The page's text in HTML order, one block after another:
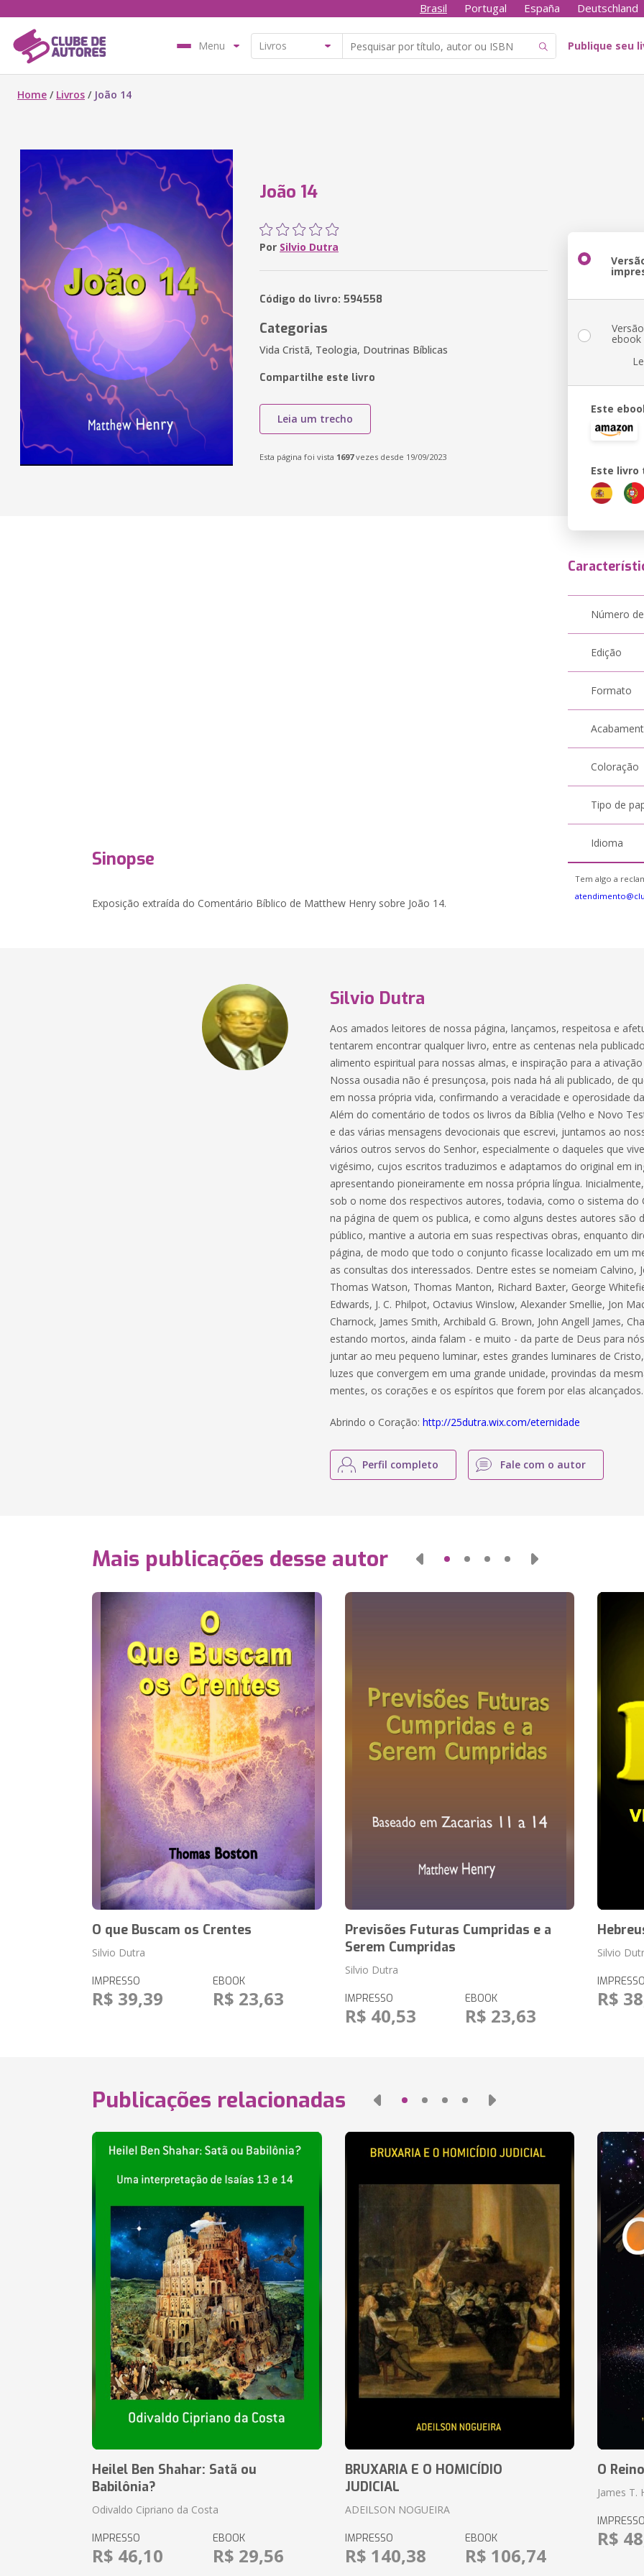
Brasil Portugal España Deutschland
Menu Publique seu
Home / Livros / João 14
João 14
Por Silvio Dutra
Código do livro: 594558
Categorias
Vida Cristã, Teologia, Doutrinas Bíblicas
Compartilhe este livro
Leia um trecho
Esta página foi vista 1697vezes desde 19/09/2023
Versão
ebook
Este
Este livro
Sinopse
Exposição extraída do Comentário Bíblico de Matthew Henry sobre João 14.
Número
Edição
Formato
Coloração
Tipo de
Idioma
Tem algo a
Silvio Dutra
Aos amados leitores de nossa página, lançamos, respeitosa e
tentarem encontrar qualquer livro, entre as centenas nela
alimento espiritual para nossas almas, e inspiração para a
Nossa ousadia não é presunçosa, pois nada há ali publicado, de
em nossa própria vida, confirmando a veracidade e operosidade
Além do comentário de todos os livros da Bíblia (Velho e Novo
e das várias mensagens devocionais que escrevi, juntamos ao
vários outros servos do Senhor, especialmente o daqueles que
vigésimo, cujos escritos traduzimos e adaptamos do original em
apresentando pioneiramente em nossa própria língua.
sob o nome dos respectivos autores, todavia, como o sistema do
na página de quem os publica, e como alguns destes autores são
público, mantive a autoria em suas respectivas obras, enquanto
página, de modo que todo o conjunto ficasse localizado em um
as consultas dos interessados. Dentre estes se nomeiam Calvino,
Thomas Watson, Thomas Manton, Richard Baxter, George
Edwards, J. C. Philpot, Octavius Winslow, Alexander Smellie, Jon
Charnock, James Smith, Archibald G. Brown, John Angell James,
estando mortos, ainda falam - e muito - da parte de Deus para
juntar ao meu pequeno luminar, estes grandes luminares de
luzes que convergem em uma grande unidade, provindas da
mentes, os corações e os espíritos que forem por elas alcançados.
Abrindo o Coração:http://25dutra.wix.com/eternidade
Perfil completo Fale com o autor
Mais publicações desse autor
O que Buscam os Crentes
Silvio Dutra
IMPRESSO
R$ 39,39
EBOOK
R$ 23,63
Previsões Futuras Cumpridas e a
Serem Cumpridas
Silvio Dutra
IMPRESSO
R$ 40,53
EBOOK
R$ 23,63
Silvio
IMPRESSO
R$
Publicações relacionadas
Heilel Ben Shahar: Satã ou
Babilônia?
Odivaldo Cipriano da Costa
IMPRESSO
R$ 46,10
EBOOK
R$ 29,56
BRUXARIA E O HOMICÍDIO
JUDICIAL
ADEILSON NOGUEIRA
IMPRESSO
R$ 140,38
EBOOK
R$ 106,74
O Reino
James T.
IMPRESSO
R$